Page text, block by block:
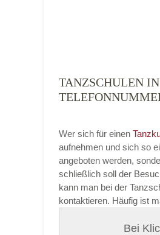
Mit
TANZSCHULEN
Wer sich für einen
aufnehmen und sich so
angeboten werden,
schließlich soll der
kann man bei der
kontaktieren. Häufig ist
Bei